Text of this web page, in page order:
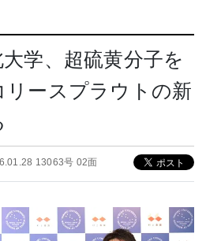
学、超硫黄分子を
ースプラウトの新
13063号 02面